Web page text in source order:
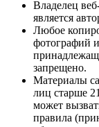
Владелец
является
Любое
фотографий
запрещено.
Материалы
лиц старше
может
правила